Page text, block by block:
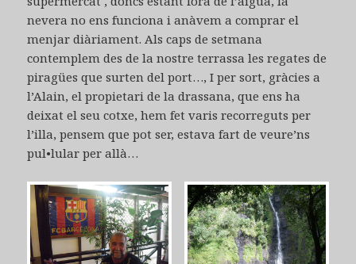
nevera no ens funciona i anàvem a comprar el
menjar diàriament. Als caps de setmana
contemplem des de la nostre terrassa les regates de
piragües que surten del port…, I per sort, gràcies a
l’Alain, el propietari de la drassana, que ens ha
deixat el seu cotxe, hem fet varis recorreguts per
l’illa, pensem que pot ser, estava fart de veure’ns
pul•lular per allà…